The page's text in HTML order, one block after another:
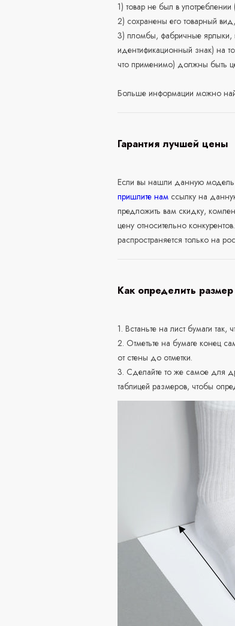
1) товар не был в
2) сохранены его товарный
3) пломбы, фабричные ярлыки,
идентификационный знак) на
что применимо) должны быть
Больше информации можно
Гарантия лучшей цены
Если вы нашли данную
пришлите нам ссылку на
предложить вам скидку,
цену относительно
распространяется только на
Как определить размер
1. Встаньте на лист бумаги так,
2. Отметьте на бумаге конец
от стены до отметки.
3. Сделайте то же самое для
таблицей размеров, чтобы